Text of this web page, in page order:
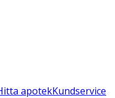
apotekKundservice